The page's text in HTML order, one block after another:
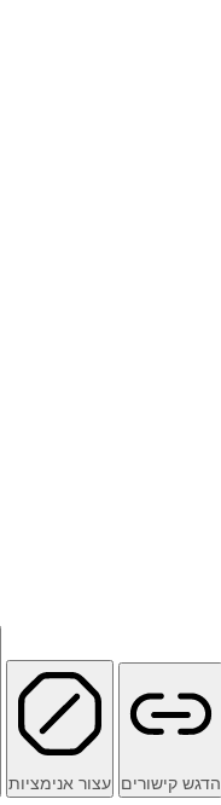
עצור אנימציות הדגש קישורים